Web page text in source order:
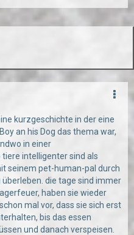
kurzgeschichte in der eine
an his Dog das thema war,
in einer
intelligenter sind als
seinem pet-human-pal durch
die tage sind immer
haben sie wieder
mal vor, dass sie sich erst
bis das essen
und danach verspeisen.